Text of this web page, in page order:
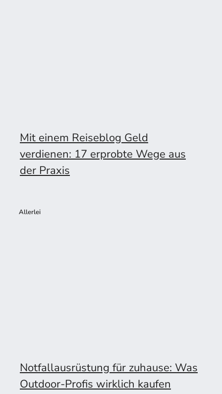
Mit einem Reiseblog Geld
verdienen: 17 erprobte Wege aus
der Praxis
Allerlei
Notfallausrüstung für zuhause: Was
Outdoor-Profis wirklich kaufen